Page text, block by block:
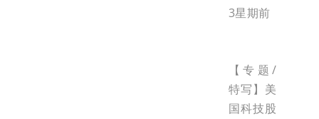
3星期前
【专题/
特写】美
国科技股